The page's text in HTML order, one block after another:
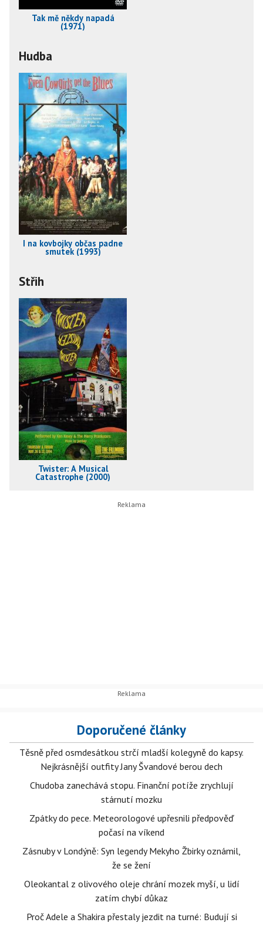
Tak mě někdy napadá
(1971)
Hudba
I na kovbojky občas padne
smutek (1993)
Střih
Twister: A Musical
Catastrophe (2000)
Doporučené články
Těsně před osmdesátkou strčí mladší kolegyně do kapsy.
Nejkrásnější outfity Jany Švandové berou dech
Chudoba zanechává stopu. Finanční potíže zrychlují
stárnutí mozku
Zpátky do pece. Meteorologové upřesnili předpověď
počasí na víkend
Zásnuby v Londýně: Syn legendy Mekyho Žbirky oznámil,
že se žení
Oleokantal z olivového oleje chrání mozek myší, u lidí
zatím chybí důkaz
Proč Adele a Shakira přestaly jezdit na turné: Budují si